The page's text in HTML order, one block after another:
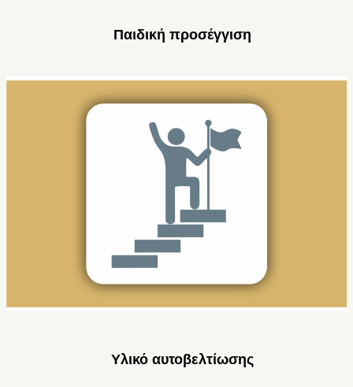
Παιδική προσέγγιση
Υλικό αυτοβελτίωσης